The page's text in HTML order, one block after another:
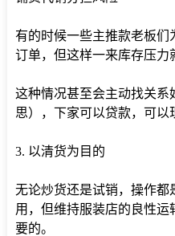
有的时候一些主推款老板们
订单，但这样一来库存压力
这种情况甚至会主动找关系
思），下家可以贷款，可
3. 以清货为目的
无论炒货还是试销，操作都
用，但维持服装店的良性
要的。